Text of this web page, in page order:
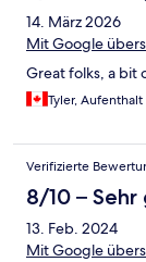
14. März 2026
Mit Google
Great folks, a bit
Tyler,
Verifizierte
8/10 – Sehr
13. Feb. 2024
Mit Google